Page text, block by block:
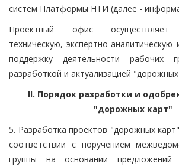
систем Платформы НТИ (далее -
Проектный офис осуществляет
техническую, экспертно-
поддержку деятельности
разработкой и актуализацией
II. Порядок разработки и
"дорожных карт"
5. Разработка проектов "дорожных
соответствии с поручением
группы на основании предложений